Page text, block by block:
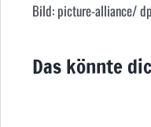
Bild: picture-alliance/
Das könnte